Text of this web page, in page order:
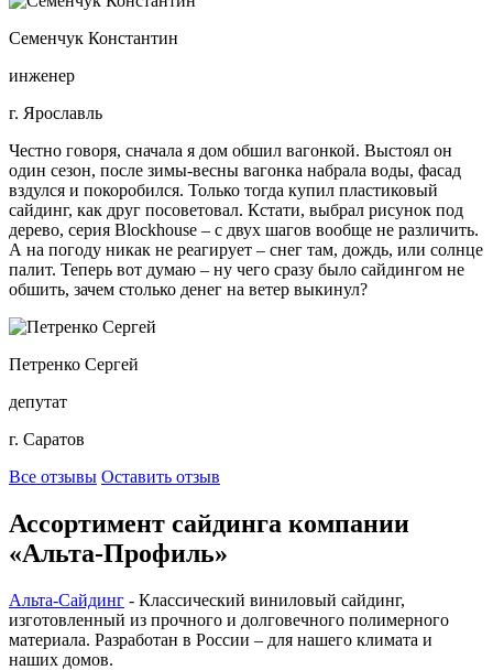
Семенчук Константин
инженер
г. Ярославль
Честно говоря, сначала я дом обшил вагонкой. Выстоял он
один сезон, после зимы-весны вагонка набрала воды, фасад
вздулся и покоробился. Только тогда купил пластиковый
сайдинг, как друг посоветовал. Кстати, выбрал рисунок под
дерево, серия Blockhouse – с двух шагов вообще не различить.
А на погоду никак не реагирует – снег там, дождь, или солнце
палит. Теперь вот думаю – ну чего сразу было сайдингом не
обшить, зачем столько денег на ветер выкинул?
Петренко Сергей
депутат
г. Саратов
Все отзывы Оставить отзыв
Ассортимент сайдинга компании
«Альта-Профиль»
Альта-Сайдинг - Классический виниловый сайдинг,
изготовленный из прочного и долговечного полимерного
материала. Разработан в России – для нашего климата и
наших домов.